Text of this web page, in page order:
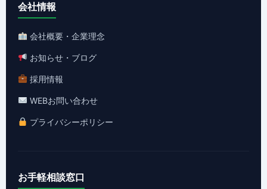
会社情報
会社概要・企業理念
お知らせ・ブログ
採用情報
WEBお問い合わせ
プライバシーポリシー
お手軽相談窓口